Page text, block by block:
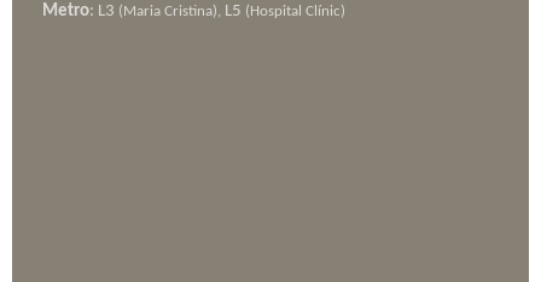
Metro: L3 (Maria Cristina), L5 (Hospital Clínic)